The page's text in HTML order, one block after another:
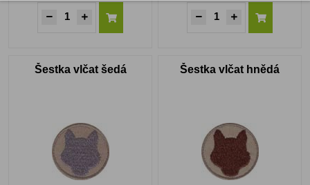
Šestka vlčat šedá Šestka vlčat hnědá